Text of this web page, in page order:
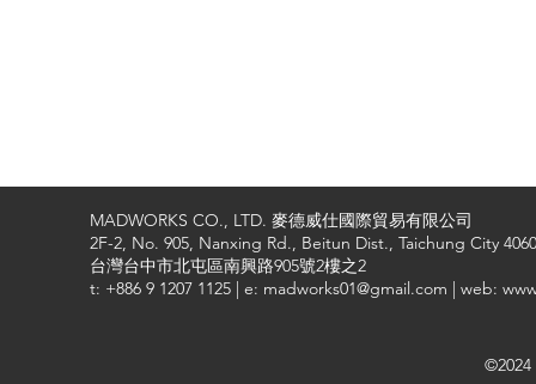
MADWORKS CO., LTD. 麥德威仕國際貿易有限公司
2F-2, No. 905, Nanxing Rd., Beitun Dist., Taichung City
台灣台中市北屯區南興路905號2樓之2
t: +886 9 1207 1125 | e: madworks01@gmail.com | web: